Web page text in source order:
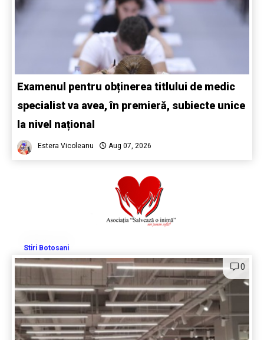
Examenul pentru obținerea titlului de medic
specialist va avea, în premieră, subiecte unice
la nivel național
Estera Vicoleanu Aug 07, 2026
Stiri Botosani
0